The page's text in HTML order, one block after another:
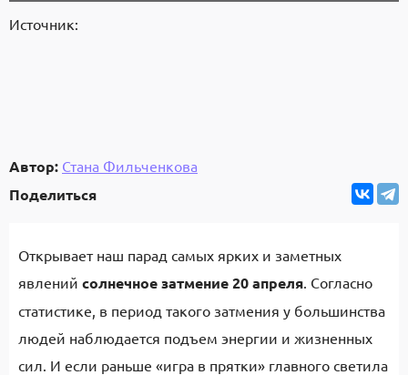
Источник:
Автор: Стана Фильченкова
Поделиться
Открывает наш парад самых ярких и заметных
явлений солнечное затмение 20 апреля. Согласно
статистике, в период такого затмения у большинства
людей наблюдается подъем энергии и жизненных
сил. И если раньше «игра в прятки» главного светила